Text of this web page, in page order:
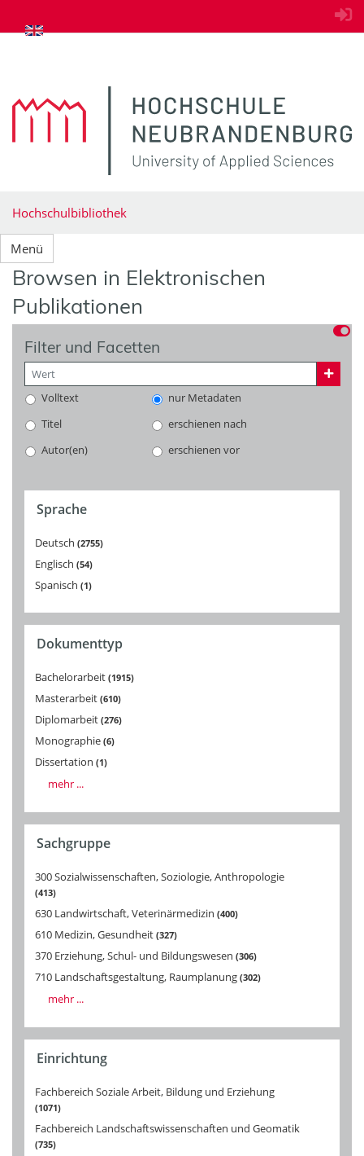
zum Inhalt springen
Hochschulbibliothek
Menü
Browsen in Elektronischen
Publikationen
Filter und Facetten
Volltext
nur Metadaten
Titel
erschienen nach
Autor(en)
erschienen vor
Sprache
Deutsch 2755
Englisch 54
Spanisch 1
Dokumenttyp
Bachelorarbeit 1915
Masterarbeit 610
Diplomarbeit 276
Monographie 6
Dissertation 1
mehr ...
Sachgruppe
300 Sozialwissenschaften, Soziologie, Anthropologie
413
630 Landwirtschaft, Veterinärmedizin 400
610 Medizin, Gesundheit 327
370 Erziehung, Schul- und Bildungswesen 306
710 Landschaftsgestaltung, Raumplanung 302
mehr ...
Einrichtung
Fachbereich Soziale Arbeit, Bildung und Erziehung
1071
Fachbereich Landschaftswissenschaften und Geomatik
735